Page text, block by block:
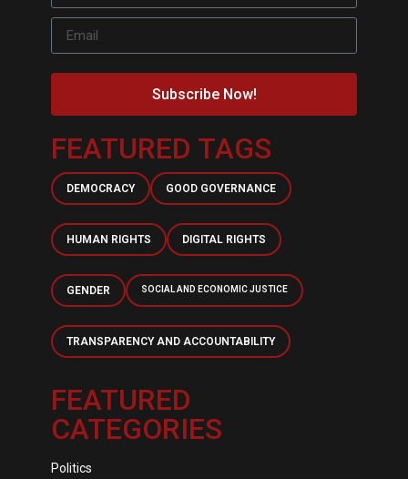
Subscribe Now!
FEATURED TAGS
DEMOCRACY GOOD GOVERNANCE
HUMAN RIGHTS DIGITAL RIGHTS
GENDER SOCIAL AND ECONOMIC JUSTICE
TRANSPARENCY AND ACCOUNTABILITY
FEATURED
CATEGORIES
Politics